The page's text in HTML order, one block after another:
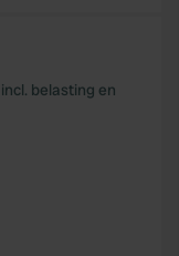
belasting en